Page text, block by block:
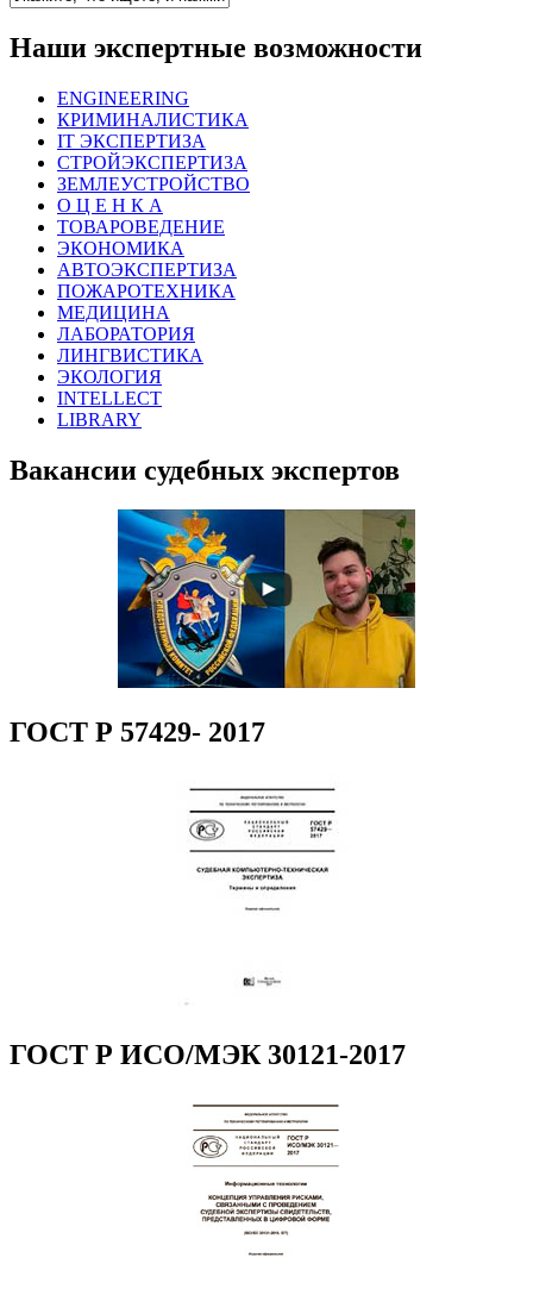
Наши экспертные возможности
ENGINEERING
КРИМИНАЛИСТИКА
IT ЭКСПЕРТИЗА
СТРОЙЭКСПЕРТИЗА
ЗЕМЛЕУСТРОЙСТВО
О Ц Е Н К А
ТОВАРОВЕДЕНИЕ
ЭКОНОМИКА
АВТОЭКСПЕРТИЗА
ПОЖАРОТЕХНИКА
МЕДИЦИНА
ЛАБОРАТОРИЯ
ЛИНГВИСТИКА
ЭКОЛОГИЯ
INTELLECT
LIBRARY
Вакансии судебных экспертов
ГОСТ Р 57429- 2017
ГОСТ Р ИСО/МЭК 30121-2017